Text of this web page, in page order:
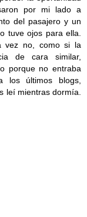
por mi lado a
del pasajero y un
tuve ojos para ella.
no, como si la
de cara similar,
porque no entraba
los últimos blogs,
leí mientras dormía.